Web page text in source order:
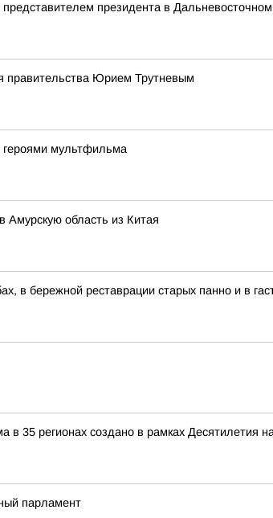
президента в
правительства Юрием Трутневым
героями мультфильма
область из Китая
в бережной реставрации старых панно и в
35 регионах создано в рамках Десятилетия
парламент